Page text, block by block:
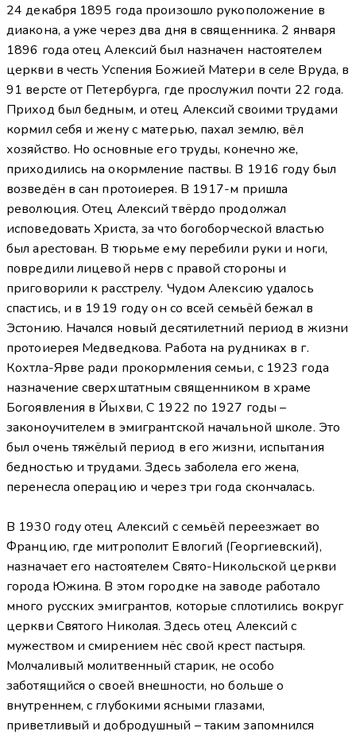
24 декабря 1895 года произошло рукоположение в
диакона, а уже через два дня в священника. 2 января
1896 года отец Алексий был назначен настоятелем
церкви в честь Успения Божией Матери в селе Вруда, в
91 версте от Петербурга, где прослужил почти 22 года.
Приход был бедным, и отец Алексий своими трудами
кормил себя и жену с матерью, пахал землю, вёл
хозяйство. Но основные его труды, конечно же,
приходились на окормление паствы. В 1916 году был
возведён в сан протоиерея. В 1917-м пришла
революция. Отец Алексий твёрдо продолжал
исповедовать Христа, за что богоборческой властью
был арестован. В тюрьме ему перебили руки и ноги,
повредили лицевой нерв с правой стороны и
приговорили к расстрелу. Чудом Алексию удалось
спастись, и в 1919 году он со всей семьёй бежал в
Эстонию. Начался новый десятилетний период в жизни
протоиерея Медведкова. Работа на рудниках в г.
Кохтла-Ярве ради прокормления семьи, с 1923 года
назначение сверхштатным священником в храме
Богоявления в Йыхви, С 1922 по 1927 годы –
законоучителем в эмигрантской начальной школе. Это
был очень тяжёлый период в его жизни, испытания
бедностью и трудами. Здесь заболела его жена,
перенесла операцию и через три года скончалась.
В 1930 году отец Алексий с семьёй переезжает во
Францию, где митрополит Евлогий (Георгиевский),
назначает его настоятелем Свято-Никольской церкви
города Южина. В этом городке на заводе работало
много русских эмигрантов, которые сплотились вокруг
церкви Святого Николая. Здесь отец Алексий с
мужеством и смирением нёс свой крест пастыря.
Молчаливый молитвенный старик, не особо
заботящийся о своей внешности, но больше о
внутреннем, с глубокими ясными глазами,
приветливый и добродушный – таким запомнился